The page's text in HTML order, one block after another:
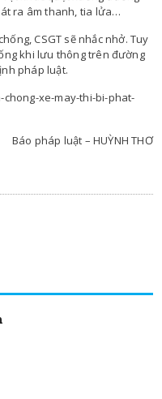
ra âm thanh, tia lửa…
CSGT sẽ nhắc nhở. Tuy
khi lưu thông trên đường
pháp luật.
xe-may-thi-bi-phat-
Báo pháp luật – HUỲNH THƠ